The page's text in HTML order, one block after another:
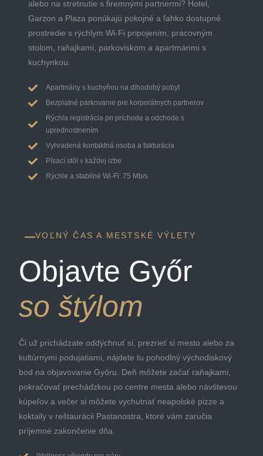
alebo na stretnutie s firemnými partnermi? Hotel,
Garzon a Plaza ponúkajú pokojné a ľahko dostupné
prostredie s rýchlym Wi-Fi pripojením, pracovným
stolom, raňajkami, parkoviskom a apartmánmi s
kuchynkou.
Apartmány s kuchyňou na dlhodobý pobyt
Bezplatné parkovanie pre korporátnych partnerov
Rýchla registrácia pri príchode a odchode s
uprednostnením
Vyhradená kontaktná osoba a fakturácia
Písací stôl v každej izbe
Rýchle a stabilné Wi-Fi: 75 Mb/s
VOĽNÝ ČAS A MESTSKÉ VÝLETY
Objavte Győr
so štýlom
Či už prichádzate oddýchnuť si, prezrieť si mesto alebo za
kultúrnymi podujatiami, nájdete tu pohodlný východiskový
bod na objavovanie Győru. Deň môžete začať raňajkami,
pokračovať prechádzkou po centre mesta alebo návštevou
kúpeľov a večer si môžete vychutnať neapolské pizze a
koktaily v reštaurácii Pastanostra, ktoré vám zaručia
príjemné zakončenie dňa.